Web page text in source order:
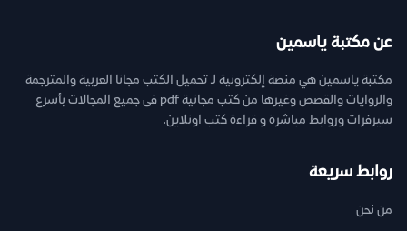
عن مكتبة ياسمين
مكتبة ياسمين هي منصة إلكترونية لـ تحميل الكتب مجانا العربية والمترجمة
والروايات والقصص وغيرها من كتب مجانية pdf فى جميع المجالات بأسرع
سيرفرات وروابط مباشرة و قراءة كتب اونلاين.
روابط سريعة
من نحن